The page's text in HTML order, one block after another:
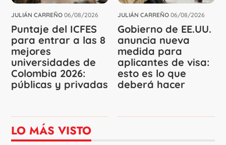
JULIÁN CARREÑO 06/08/2026
Puntaje del ICFES
para entrar a las 8
mejores
universidades de
Colombia 2026:
públicas y privadas
JULIÁN CARREÑO 06/08/2026
Gobierno de EE.UU.
anuncia nueva
medida para
aplicantes de visa:
esto es lo que
deberá hacer
LO MÁS VISTO